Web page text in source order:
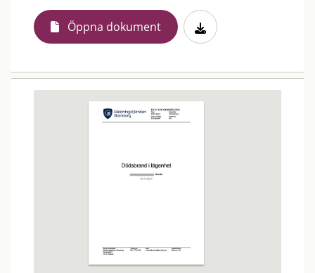
Öppna dokument